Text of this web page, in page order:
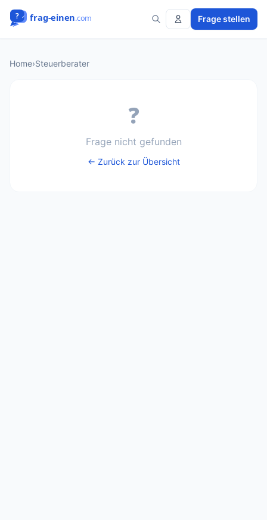
Frage stellen
Home›Steuerberater
❓
Frage nicht gefunden
← Zurück zur Übersicht